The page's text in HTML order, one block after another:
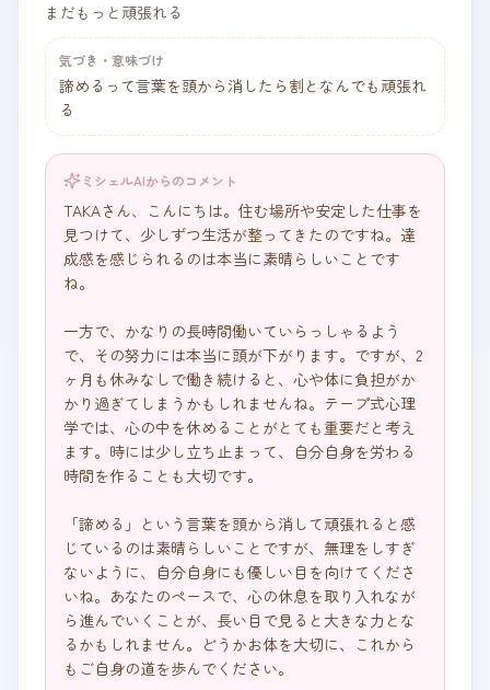
まだもっと頑張れる
気づき・意味づけ
諦めるって言葉を頭から消したら割となんでも頑張れ
る
ミシェルAIからのコメント
TAKAさん、こんにちは。住む場所や安定した仕事を
見つけて、少しずつ生活が整ってきたのですね。達
成感を感じられるのは本当に素晴らしいことです
ね。
一方で、かなりの長時間働いていらっしゃるよう
で、その努力には本当に頭が下がります。ですが、2
ヶ月も休みなしで働き続けると、心や体に負担がか
かり過ぎてしまうかもしれませんね。テープ式心理
学では、心の中を休めることがとても重要だと考え
ます。時には少し立ち止まって、自分自身を労わる
時間を作ることも大切です。
「諦める」という言葉を頭から消して頑張れると感
じているのは素晴らしいことですが、無理をしすぎ
ないように、自分自身にも優しい目を向けてくださ
いね。あなたのペースで、心の休息を取り入れなが
ら進んでいくことが、長い目で見ると大きな力とな
るかもしれません。どうかお体を大切に、これから
もご自身の道を歩んでください。